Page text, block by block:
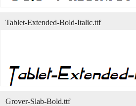
Tablet-Extended-Bold-Italic.ttf
Grover-Slab-Bold.ttf